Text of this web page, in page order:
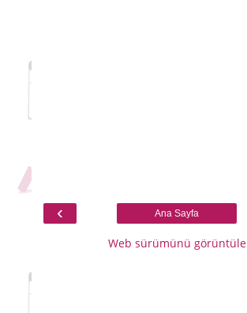
‹ Ana Sayfa
Web sürümünü görüntüle